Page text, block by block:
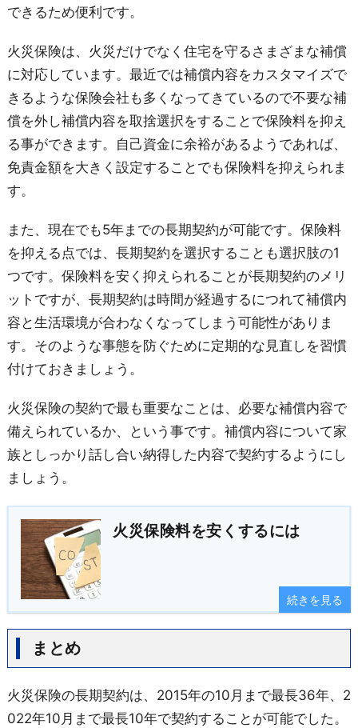
できるため便利です。
火災保険は、火災だけでなく住宅を守るさまざまな補償
に対応しています。最近では補償内容をカスタマイズで
きるような保険会社も多くなってきているので不要な補
償を外し補償内容を取捨選択をすることで保険料を抑え
る事ができます。自己資金に余裕があるようであれば、
免責金額を大きく設定することでも保険料を抑えられま
す。
また、現在でも5年までの長期契約が可能です。保険料
を抑える点では、長期契約を選択することも選択肢の1
つです。保険料を安く抑えられることが長期契約のメリ
ットですが、長期契約は時間が経過するにつれて補償内
容と生活環境が合わなくなってしまう可能性がありま
す。そのような事態を防ぐために定期的な見直しを習慣
付けておきましょう。
火災保険の契約で最も重要なことは、必要な補償内容で
備えられているか、という事です。補償内容について家
族としっかり話し合い納得した内容で契約するようにし
ましょう。
火災保険料を安くするには
続きを見る
まとめ
火災保険の長期契約は、2015年の10月まで最長36年、2
022年10月まで最長10年で契約することが可能でした。